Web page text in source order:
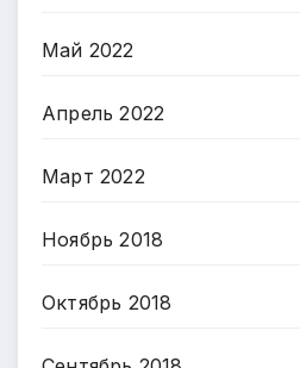
Май 2022
Апрель 2022
Март 2022
Ноябрь 2018
Октябрь 2018